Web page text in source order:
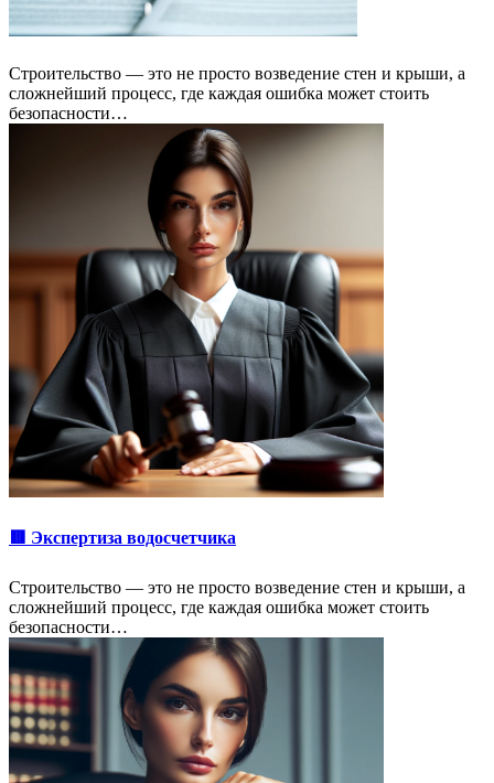
Строительство — это не просто возведение стен и крыши, а
сложнейший процесс, где каждая ошибка может стоить
безопасности…
🟥 Экспертиза водосчетчика
Строительство — это не просто возведение стен и крыши, а
сложнейший процесс, где каждая ошибка может стоить
безопасности…